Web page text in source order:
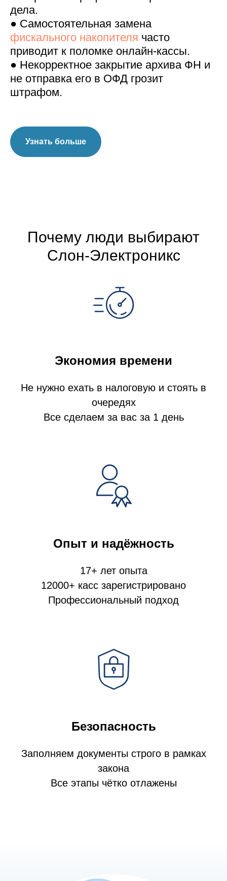
дела.
● Самостоятельная замена
фискального накопителя часто
приводит к поломке онлайн-кассы.
● Некорректное закрытие архива ФН и
не отправка его в ОФД грозит
штрафом.
Узнать больше
Почему люди выбирают
Слон-Электроникс
Экономия времени
Не нужно ехать в налоговую и стоять в
очередях
Все сделаем за вас за 1 день
Опыт и надёжность
17+ лет опыта
12000+ касс зарегистрировано
Профессиональный подход
Безопасность
Заполняем документы строго в рамках
закона
Все этапы чётко отлажены